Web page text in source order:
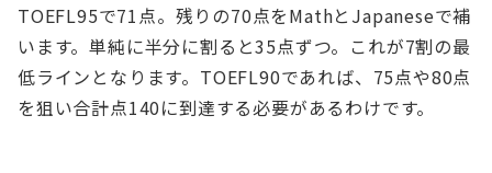
TOEFL95で71点。残りの70点をMathとJapaneseで補
います。単純に半分に割ると35点ずつ。これが7割の最
低ラインとなります。TOEFL90であれば、75点や80点
を狙い合計点140に到達する必要があるわけです。